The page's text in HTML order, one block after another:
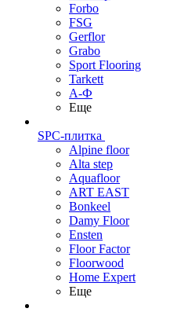
Forbo
FSG
Gerflor
Grabo
Sport Flooring
Tarkett
А-Ф
Еще
SPC-плитка
Alpine floor
Alta step
Aquafloor
ART EAST
Bonkeel
Damy Floor
Ensten
Floor Factor
Floorwood
Home Expert
Еще